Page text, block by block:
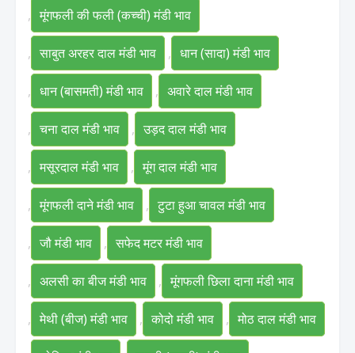
, मूंगफली की फली (कच्ची) मंडी भाव
, साबुत अरहर दाल मंडी भाव , धान (सादा) मंडी भाव
, धान (बासमती) मंडी भाव , अवारे दाल मंडी भाव
, चना दाल मंडी भाव , उड़द दाल मंडी भाव
, मसूरदाल मंडी भाव , मूंग दाल मंडी भाव
, मूंगफली दाने मंडी भाव , टुटा हुआ चावल मंडी भाव
, जौ मंडी भाव , सफेद मटर मंडी भाव
, अलसी का बीज मंडी भाव , मूंगफली छिला दाना मंडी भाव
, मेथी (बीज) मंडी भाव , कोदो मंडी भाव , मोठ दाल मंडी भाव